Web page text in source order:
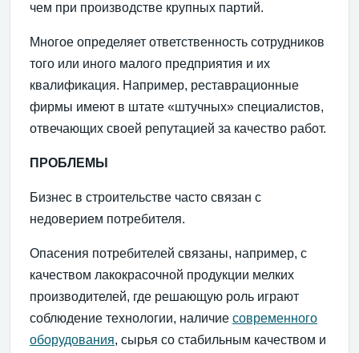
чем при производстве крупных партий.
Многое определяет ответственность сотрудников
того или иного малого предприятия и их
квалификация. Например, реставрационные
фирмы имеют в штате «штучных» специалистов,
отвечающих своей репутацией за качество работ.
ПРОБЛЕМЫ
Бизнес в строительстве часто связан с
недоверием потребителя.
Опасения потребителей связаны, например, с
качеством лакокрасочной продукции мелких
производителей, где решающую роль играют
соблюдение технологии, наличие современного
оборудования, сырья со стабильным качеством и